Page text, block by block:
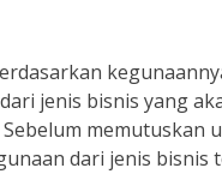
jenis bisnis yang
Sebelum
dari jenis bisnis